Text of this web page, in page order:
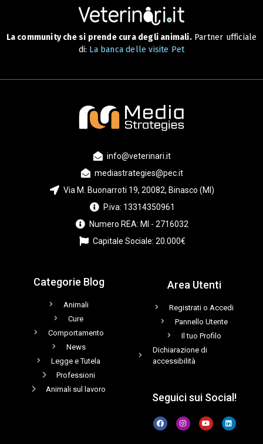
La community che si prende cura degli animali.Partner ufficiale
di: La banca delle visite Pet
info@veterinari.it
mediastrategies@pec.it
Via M. Buonarroti 19, 20082, Binasco (MI)
P.iva: 13314350961
Numero REA: MI - 2716032
Capitale Sociale: 20.000€
Categorie Blog
Animali
Cure
Comportamento
News
Legge e Tutela
Professioni
Animali sul lavoro
Area Utenti
Registrati o Accedi
Pannello Utente
Il tuo Profilo
Dichiarazione di
accessibilità
Seguici sui Social!